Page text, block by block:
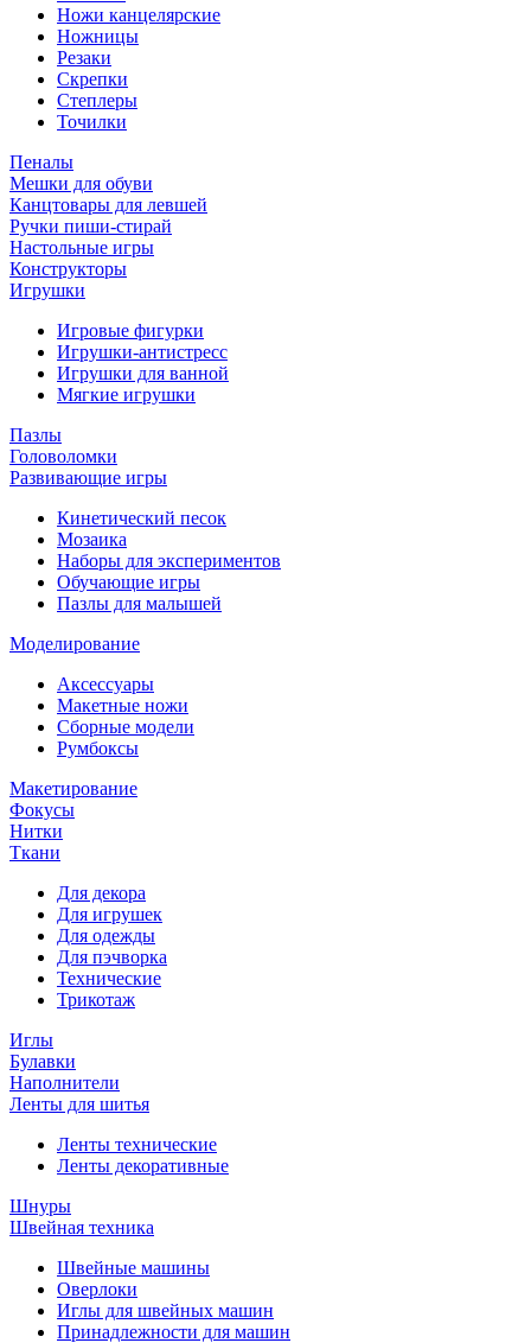
Ножи канцелярские
Ножницы
Резаки
Скрепки
Степлеры
Точилки
Пеналы
Мешки для обуви
Канцтовары для левшей
Ручки пиши-стирай
Настольные игры
Конструкторы
Игрушки
Игровые фигурки
Игрушки-антистресс
Игрушки для ванной
Мягкие игрушки
Пазлы
Головоломки
Развивающие игры
Кинетический песок
Мозаика
Наборы для экспериментов
Обучающие игры
Пазлы для малышей
Моделирование
Аксессуары
Макетные ножи
Сборные модели
Румбоксы
Макетирование
Фокусы
Нитки
Ткани
Для декора
Для игрушек
Для одежды
Для пэчворка
Технические
Трикотаж
Иглы
Булавки
Наполнители
Ленты для шитья
Ленты технические
Ленты декоративные
Шнуры
Швейная техника
Швейные машины
Оверлоки
Иглы для швейных машин
Принадлежности для машин